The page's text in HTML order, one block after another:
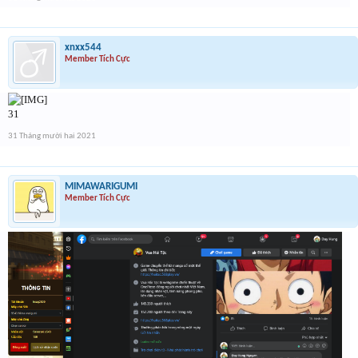
xnxx544
Member Tích Cực
31
31 Tháng mười hai 2021
MIMAWARIGUMI
Member Tích Cực